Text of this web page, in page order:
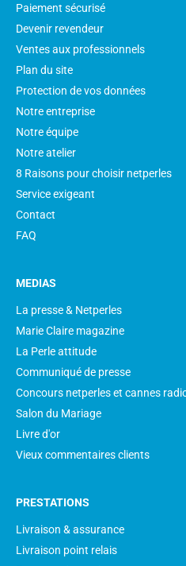
Paiement sécurisé
Devenir revendeur
Ventes aux professionnels
Plan du site
Protection de vos données
Notre entreprise
Notre équipe
Notre atelier
8 Raisons pour choisir netperles
Service exigeant
Contact
FAQ
MEDIAS
La presse & Netperles
Marie Claire magazine
La Perle attitude
Communiqué de presse
Concours netperles et cannes
Salon du Mariage
Livre d'or
Vieux commentaires clients
PRESTATIONS
Livraison & assurance
Livraison point relais